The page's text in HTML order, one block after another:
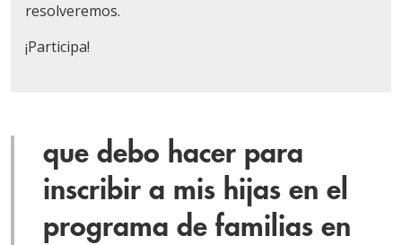
resolveremos.
¡Participa!
que debo hacer para
inscribir a mis hijas en el
programa de familias en